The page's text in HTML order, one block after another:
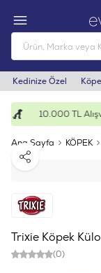
Kedinize Özel
10.000 TL
Ana Sayfa KÖPEK
Paylaş
Trixie Köpek
(0)